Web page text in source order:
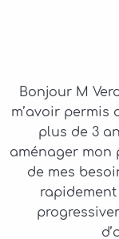
Bonjour M
m’avoir permis
plus de 3
aménager mon
de mes